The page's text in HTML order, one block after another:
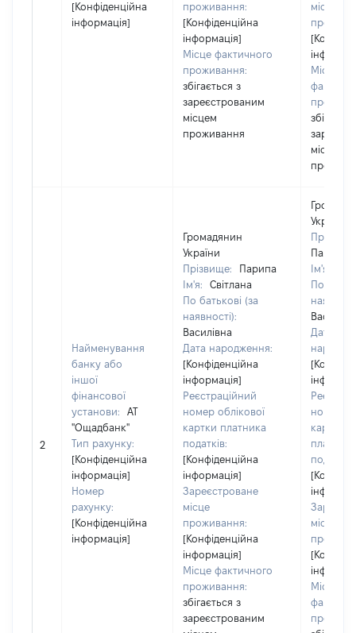
[Конфіденційна
інформація]
проживання:
[Конфіденційна
інформація]
Місце фактичного
проживання:
збігається з
зареєстрованим
місцем
проживання
місце
Місце
місцем
2
Найменування
банку або
іншої
фінансової
установи:
АТ
"Ощадбанк"
Тип рахунку:
[Конфіденційна
інформація]
Номер
рахунку:
[Конфіденційна
інформація]
Громадянин
України
Прізвище:
Парипа
Ім'я:
Світлана
По батькові (за
наявності):
Василівна
Дата народження:
[Конфіденційна
інформація]
Реєстраційний
номер облікової
картки платника
податків:
[Конфіденційна
інформація]
Зареєстроване
місце
проживання:
[Конфіденційна
інформація]
Місце фактичного
проживання:
збігається з
зареєстрованим
України
Парипа
Ім'я:
По
Дата
номер
картки
платника
податків:
місце
Місце